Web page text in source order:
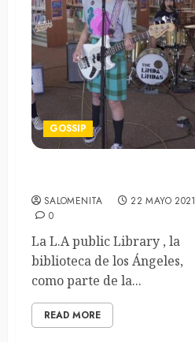
GOSSIP
SALOMENITA
22 MAYO 2021
0
La L.A public Library , la
biblioteca de los Ángeles,
como parte de la...
READ MORE